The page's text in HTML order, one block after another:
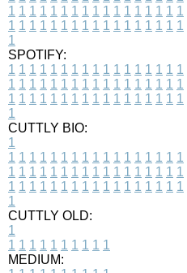
1 1 1 1 1 1 1 1 1 1 1 1 1 1 1 1 1
1 1 1 1 1 1 1 1 1 1 1 1 1 1 1 1 1
1
SPOTIFY:
1 1 1 1 1 1 1 1 1 1 1 1 1 1 1 1 1
1 1 1 1 1 1 1 1 1 1 1 1 1 1 1 1 1
1 1 1 1 1 1 1 1 1 1 1 1 1 1 1 1 1
1
CUTTLY BIO:
1
1 1 1 1 1 1 1 1 1 1 1 1 1 1 1 1 1
1 1 1 1 1 1 1 1 1 1 1 1 1 1 1 1 1
1 1 1 1 1 1 1 1 1 1 1 1 1 1 1 1 1
1
CUTTLY OLD:
1
1 1 1 1 1 1 1 1 1 1
MEDIUM: